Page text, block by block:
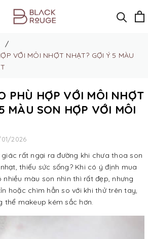
VỚI MÔI NHỢT NHẠT? GỢI Ý 5 MÀU
PHÙ HỢP VỚI MÔI NHỢT
MÀU SON HỢP VỚI MÔI
2026
rất ngại ra đường khi chưa thoa son
thiếu sức sống? Khi có ý định mua
màu son nhìn thì rất đẹp, nhưng
hoặc chìm hẳn so với khi thử trên tay,
makeup kém sắc hơn.